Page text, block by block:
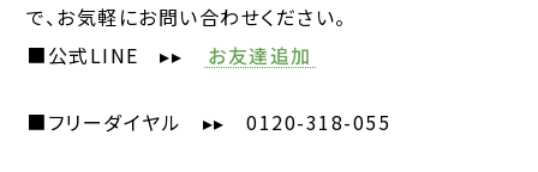
で、お気軽にお問い合わせください。
■公式LINE ▸▸
お友達追加
■フリーダイヤル ▸▸ 0120-318-055